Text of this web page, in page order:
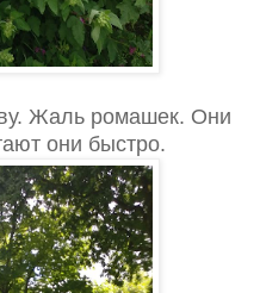
Жаль ромашек. Они
они быстро.